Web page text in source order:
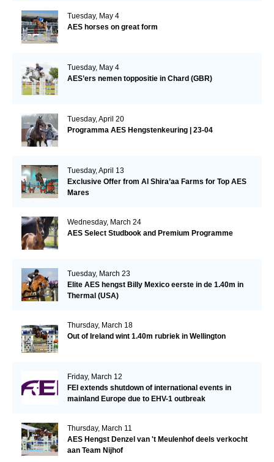
Tuesday, May 4
AES horses on great form
Tuesday, May 4
AES’ers nemen toppositie in Chard (GBR)
Tuesday, April 20
Programma AES Hengstenkeuring | 23-04
Tuesday, April 13
Exclusive Offer from Al Shira’aa Farms for Top AES
Mares
Wednesday, March 24
AES Select Studbook and Premium Programme
Tuesday, March 23
Elite AES hengst Billy Mexico eerste in de 1.40m in
Thermal (USA)
Thursday, March 18
Out of Ireland wint 1.40m rubriek in Wellington
Friday, March 12
FEI extends shutdown of international events in
mainland Europe due to EHV-1 outbreak
Thursday, March 11
AES Hengst Denzel van 't Meulenhof deels verkocht
aan Team Nijhof